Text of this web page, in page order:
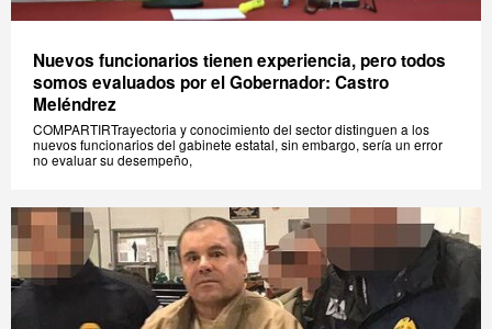
Nuevos funcionarios tienen experiencia, pero todos
somos evaluados por el Gobernador: Castro
Meléndrez
COMPARTIRTrayectoria y conocimiento del sector distinguen a los
nuevos funcionarios del gabinete estatal, sin embargo, sería un error
no evaluar su desempeño,